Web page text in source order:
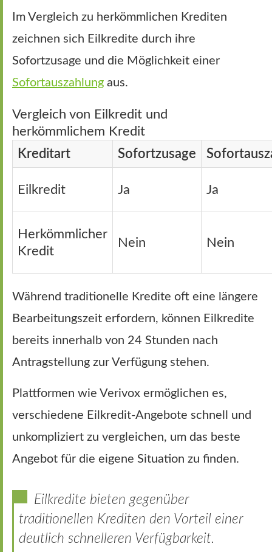
Im Vergleich zu herkömmlichen Krediten
zeichnen sich Eilkredite durch ihre
Sofortzusage und die Möglichkeit einer
Sofortauszahlung aus.
Vergleich von Eilkredit und
herkömmlichem Kredit
Kreditart
Sofortzusage
Eilkredit Ja Ja
Herkömmlicher
Kredit
Nein Nein
Während traditionelle Kredite oft eine längere
Bearbeitungszeit erfordern, können Eilkredite
bereits innerhalb von 24 Stunden nach
Antragstellung zur Verfügung stehen.
Plattformen wie Verivox ermöglichen es,
verschiedene Eilkredit-Angebote schnell und
unkompliziert zu vergleichen, um das beste
Angebot für die eigene Situation zu finden.
Eilkredite bieten gegenüber
traditionellen Krediten den Vorteil einer
deutlich schnelleren Verfügbarkeit.